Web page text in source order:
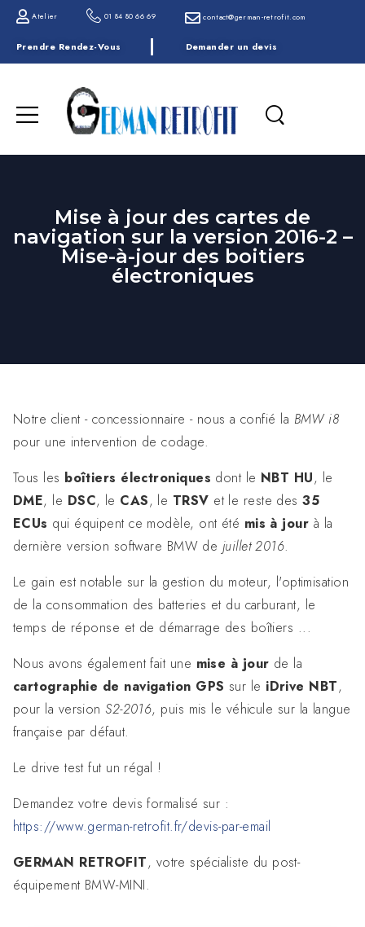
Atelier 01 84 80 66 69 contact@german-retrofit.com
Prendre Rendez-Vous Demander un devis
Mise à jour des cartes de
navigation sur la version 2016-2 –
Mise-à-jour des boitiers
électroniques
Notre client - concessionnaire - nous a confié la BMW i8
pour une intervention de codage.
Tous les boîtiers électroniques dont le NBT HU, le
DME, le DSC, le CAS, le TRSV et le reste des35
ECUs qui équipent ce modèle, ont été mis à jour à la
dernière version software BMW de juillet 2016.
Le gain est notable sur la gestion du moteur, l'optimisation
de la consommation des batteries et du carburant, le
temps de réponse et de démarrage des boîtiers ...
Nous avons également fait une mise à jour de la
cartographie de navigation GPS sur le iDrive NBT,
pour la version S2-2016, puis mis le véhicule sur la langue
française par défaut.
Le drive test fut un régal !
Demandez votre devis formalisé sur :
https://www.german-retrofit.fr/devis-par-email
GERMAN RETROFIT, votre spécialiste du post-
équipement BMW-MINI.